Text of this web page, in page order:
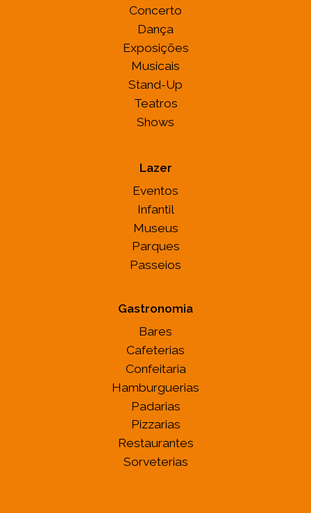
Concerto
Dança
Exposições
Musicais
Stand-Up
Teatros
Shows
Lazer
Eventos
Infantil
Museus
Parques
Passeios
Gastronomia
Bares
Cafeterias
Confeitaria
Hamburguerias
Padarias
Pizzarias
Restaurantes
Sorveterias